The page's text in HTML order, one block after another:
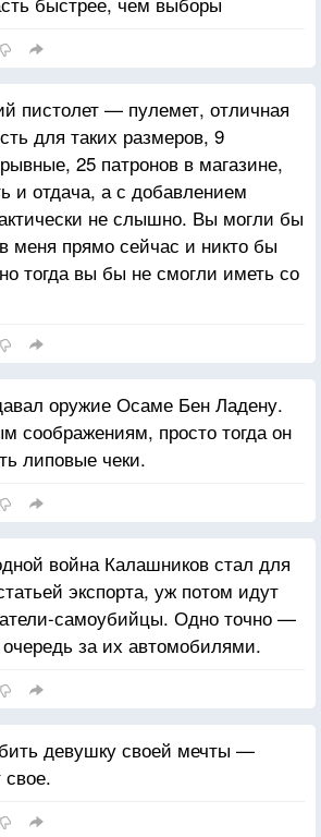
пистолет — пулемет, отличная
для таких размеров, 9
25 патронов в магазине,
и отдача, а с добавлением
не слышно. Вы могли бы
меня прямо сейчас и никто бы
тогда вы бы не смогли иметь со
оружие Осаме Бен Ладену.
соображениям, просто тогда он
липовые чеки.
война Калашников стал для
экспорта, уж потом идут
самоубийцы. Одно точно —
очередь за их автомобилями.
девушку своей мечты —
свое.